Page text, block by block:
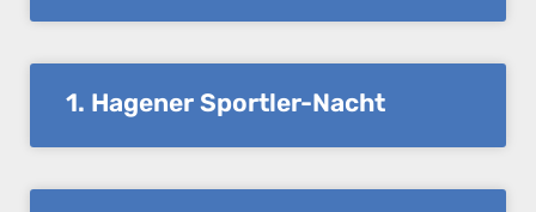
1. Hagener Sportler-Nacht